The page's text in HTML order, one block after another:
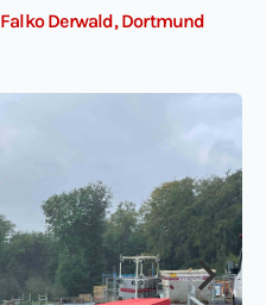
Falko Derwald, Dortmund